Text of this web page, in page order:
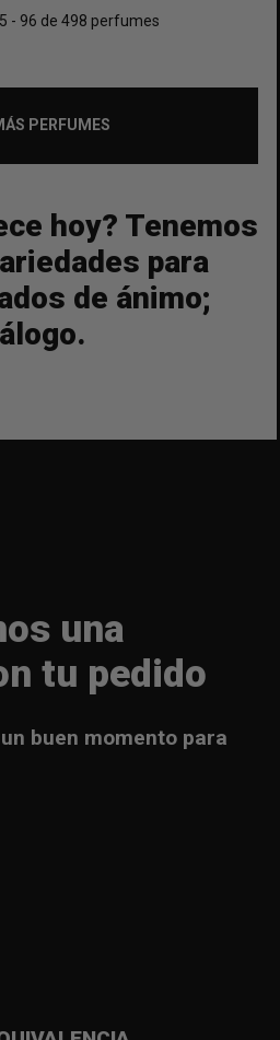
- 96 de 498 perfumes
PERFUMES
hoy? Tenemos
para
de ánimo;
una
tu pedido
buen momento para